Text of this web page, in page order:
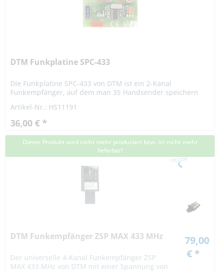
DTM Funkplatine SPC-433
Die Funkplatine SPC-433 von DTM ist ein 2-Kanal
Funkempfänger, auf dem man 35 Handsender speichern
Torsteuerungen von CAME Serie...
Artikel-Nr.: HS11191
36,00 € *
Dieser Produkt wird nicht mehr produziert bzw. ist nicht mehr
lieferbar!
DTM Funkempfänger ZSP MAX 433 MHz
Der universelle 4-Kanal Funkempfänger ZSP
MAX 433 MHz von DTM mit einer Spannung von
79,00
€ *